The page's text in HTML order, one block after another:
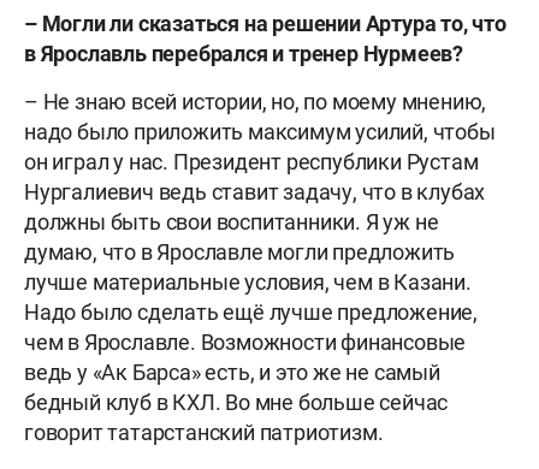
– Могли ли сказаться на решении Артура то, что
в Ярославль перебрался и тренер Нурмеев?
– Не знаю всей истории, но, по моему мнению,
надо было приложить максимум усилий, чтобы
он играл у нас. Президент республики Рустам
Нургалиевич ведь ставит задачу, что в клубах
должны быть свои воспитанники. Я уж не
думаю, что в Ярославле могли предложить
лучше материальные условия, чем в Казани.
Надо было сделать ещё лучше предложение,
чем в Ярославле. Возможности финансовые
ведь у «Ак Барса» есть, и это же не самый
бедный клуб в КХЛ. Во мне больше сейчас
говорит татарстанский патриотизм.